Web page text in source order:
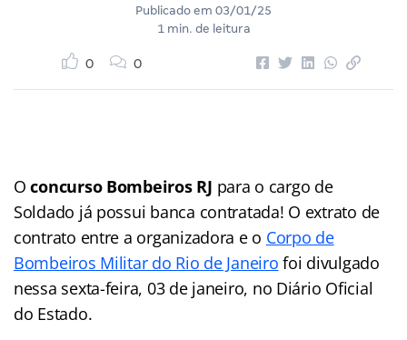
Publicado em 03/01/25
1 min. de leitura
0 0
Oconcurso Bombeiros RJ para o cargo de
Soldado já possui banca contratada! O extrato de
contrato entre a organizadora e o Corpo de
Bombeiros Militar do Rio de Janeiro foi divulgado
nessa sexta-feira, 03 de janeiro, no Diário Oficial
do Estado.